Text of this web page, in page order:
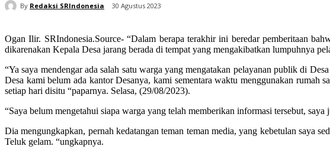
By Redaksi SRIndonesia 30 Agustus 2023
Ogan Ilir. SRIndonesia.Source- “Dalam berapa terakhir ini beredar pemberitaan
dikarenakan Kepala Desa jarang berada di tempat yang mengakibatkan lumpuhnya
“Ya saya mendengar ada salah satu warga yang mengatakan pelayanan publik di
Desa kami belum ada kantor Desanya, kami sementara waktu menggunakan rumah
setiap hari disitu “paparnya. Selasa, (29/08/2023).
“Saya belum mengetahui siapa warga yang telah memberikan informasi tersebut,
Dia mengungkapkan, pernah kedatangan teman teman media, yang kebetulan saya
Teluk gelam. “ungkapnya.